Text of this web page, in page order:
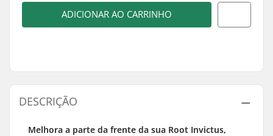
ADICIONAR AO CARRINHO
DESCRIÇÃO
Melhora a parte da frente da sua Root Invictus,